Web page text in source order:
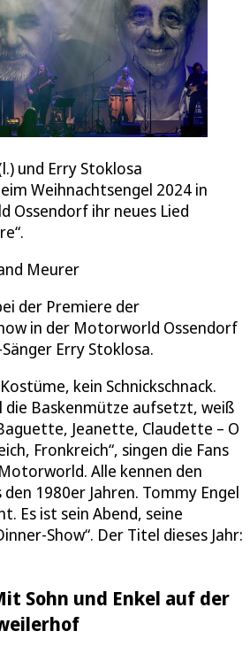
und Erry Stoklosa
Weihnachtsengel 2024 in
Ossendorf ihr neues Lied
Meurer
der Premiere der
in der Motorworld Ossendorf
Erry Stoklosa.
kein Schnickschnack.
die Baskenmütze aufsetzt, weiß
Jeanette, Claudette – O
Fronkreich“, singen die Fans
Alle kennen den
1980er Jahren. Tommy Engel
Es ist sein Abend, seine
Show“. Der Titel dieses Jahr:
Sohn und Enkel auf der